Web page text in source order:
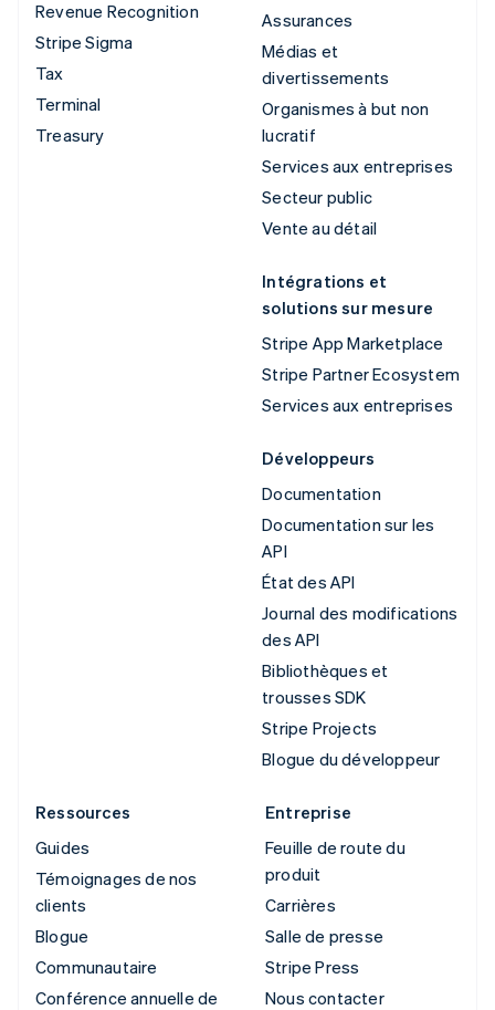
Revenue Recognition
Stripe Sigma
Tax
Terminal
Treasury
Assurances
Médias et
divertissements
Organismes à but non
lucratif
Services aux entreprises
Secteur public
Vente au détail
Intégrations et
solutions sur mesure
Stripe App Marketplace
Stripe Partner Ecosystem
Services aux entreprises
Développeurs
Documentation
Documentation sur les
API
État des API
Journal des modifications
des API
Bibliothèques et
trousses SDK
Stripe Projects
Blogue du développeur
Ressources
Guides
Témoignages de nos
clients
Blogue
Communautaire
Conférence annuelle de
Entreprise
Feuille de route du
produit
Carrières
Salle de presse
Stripe Press
Nous contacter